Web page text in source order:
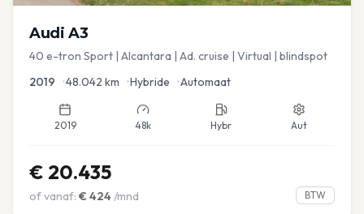
Audi A3
40 e-tron Sport | Alcantara | Ad. cruise | Virtual | blindspot
2019 •48.042 km •Hybride •Automaat
2019 48k Hybr Aut
€ 20.435
of vanaf: € 424 /mnd BTW